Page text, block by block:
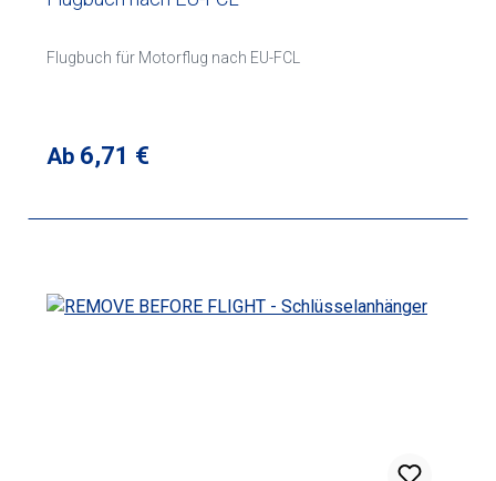
Flugbuch für Motorflug nach EU-FCL
Regulärer Preis:
Ab 6,71 €